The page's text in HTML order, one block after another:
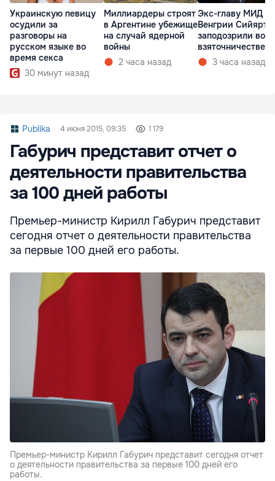
Украинскую певицу
осудили за
разговоры на
русском языке во
время секса
30 минут назад
Миллиардеры строят
в Аргентине убежище
на случай ядерной
войны
2 часа назад
Экс-главу МИД
Венгрии Сийярто
заподозрили во
взяточничестве
3 часа назад
Publika 4 июня 2015, 09:35 1 179
Габурич представит отчет о
деятельности правительства
за 100 дней работы
Премьер-министр Кирилл Габурич представит
сегодня отчет о деятельности правительства
за первые 100 дней его работы.
Премьер-министр Кирилл Габурич представит сегодня отчет
о деятельности правительства за первые 100 дней его
работы.